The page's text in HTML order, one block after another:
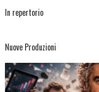
In repertorio
Nuove Produzioni